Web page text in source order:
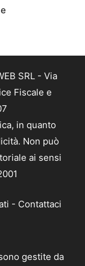
SRL - Via
Fiscale e
in quanto
Non può
ai sensi
- Contattaci
gestite da